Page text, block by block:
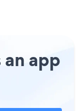
an app